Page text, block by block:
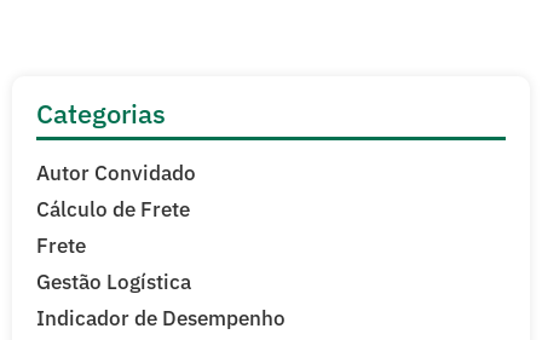
Categorias
Autor Convidado
Cálculo de Frete
Frete
Gestão Logística
Indicador de Desempenho